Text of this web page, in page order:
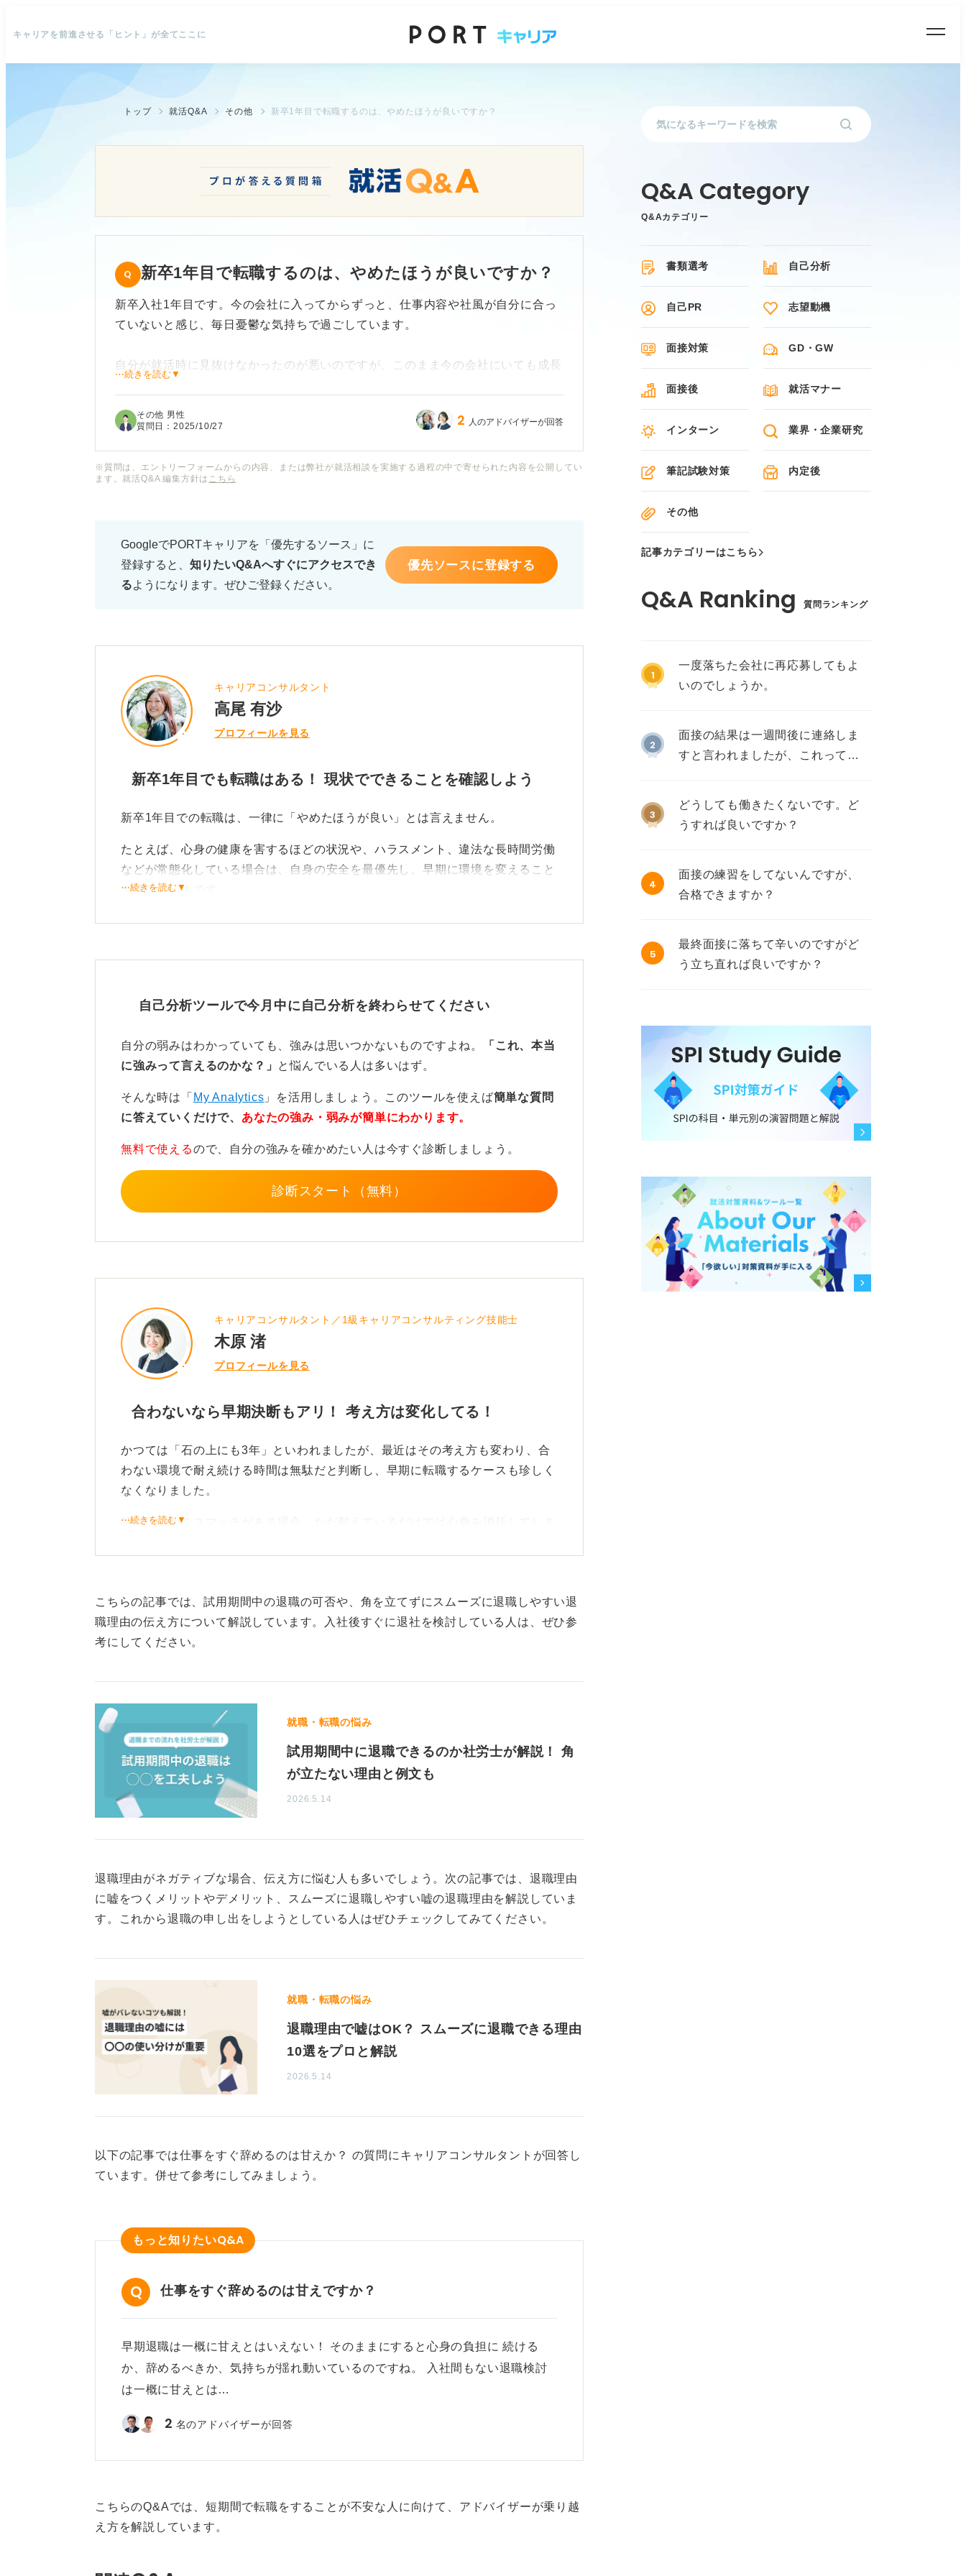
キャリアを前進させる「ヒント」が全てここに
トップ 就活Q&A その他 新卒1年目で転職するのは、やめたほうが良いですか？
新卒1年目で転職するのは、やめたほうが良いですか？
新卒入社1年目です。今の会社に入ってからずっと、仕事内容や社風が自分に合っ
ていないと感じ、毎日憂鬱な気持ちで過ごしています。
自分が就活時に見抜けなかったのが悪いのですが、このまま今の会社にいても成長
しかし、新卒1年目で転職することは、経歴に傷がつくのではないか、また転職先
転職1年目で転職するメリットやデメリットについて教えていただけないでしょう
⋯続きを読む▼
その他 男性
質問日：2025/10/27 2 人のアドバイザーが回答
※質問は、エントリーフォームからの内容、または弊社が就活相談を実施する過程の中で寄せられた内容を公開してい
ます。就活Q&A 編集方針は こちら
GoogleでPORTキャリアを「優先するソース」に
登録すると、 知りたいQ&Aへすぐにアクセスでき
るようになります。ぜひご登録ください。
優先ソースに登録する
キャリアコンサルタント
高尾 有沙
プロフィールを見る
新卒1年目でも転職はある！ 現状でできることを確認しよう
新卒1年目での転職は、一律に「やめたほうが良い」とは言えません。
たとえば、心身の健康を害するほどの状況や、ハラスメント、違法な長時間労働
などが常態化している場合は、自身の安全を最優先し、早期に環境を変えること
を検討すべきです。
一方で、配属先の業務内容にギャップを感じる、成果の出し方がわからないとい
ります。
カ月の具体的な学習・支援計画を立てること、そして社内異動の可能性を確認す
転職理由は前向きに！ 長く働ける条件のもと企業を選ぼう
もし転職を決意した場合は、早期離職の理由を客観的に説明できるように準備し
した。この経験から〇〇を学び、次は改善できる」という流れで伝えられると、
前向きな印象になります。
次の職場を探す際は、応募先の就業環境を見学や現場の社員との面談で十分に確
に据えて企業を選ぶと、次のキャリアがより安定します。
⋯続きを読む▼
自己分析ツールで今月中に自己分析を終わらせてください
自分の弱みはわかっていても、強みは思いつかないものですよね。
「これ、本当
に強みって言えるのかな？」 と悩んでいる人は多いはず。
そんな時は「 My Analytics 」を活用しましょう。このツールを使えば簡単な質問
に答えていくだけで、 あなたの強み・弱みが簡単にわかります。
無料で使えるので、自分の強みを確かめたい人は今すぐ診断しましょう。
診断スタート（無料）
キャリアコンサルタント／1級キャリアコンサルティング技能士
木原 渚
プロフィールを見る
合わないなら早期決断もアリ！ 考え方は変化してる！
かつては「石の上にも3年」といわれましたが、最近はその考え方も変わり、合
わない環境で耐え続ける時間は無駄だと判断し、早期に転職するケースも珍しく
なくなりました。
特に深刻なミスマッチがある場合、ただ耐えているだけでは心身を消耗してしま
なぜダメだったかを分析し、次への糧にしよう！
ただし、「忍耐力がない」「またすぐ辞めるのでは」と懸念されるリスクもある
容」「人間関係」「会社の価値観」など、何がミスマッチの原因だったのかを具
体的に整理しましょう。
そのうえで、「次はどのような環境であれば長く活躍できるか」を明確に説明で
きるように準備することが、次の成功につながります。
⋯続きを読む▼
こちらの記事では、試用期間中の退職の可否や、角を立てずにスムーズに退職しやすい退
職理由の伝え方について解説しています。入社後すぐに退社を検討している人は、ぜひ参
考にしてください。
就職・転職の悩み
試用期間中に退職できるのか社労士が解説！ 角
が立たない理由と例文も
2026.5.14
退職理由がネガティブな場合、伝え方に悩む人も多いでしょう。次の記事では、退職理由
に嘘をつくメリットやデメリット、スムーズに退職しやすい嘘の退職理由を解説していま
す。これから退職の申し出をしようとしている人はぜひチェックしてみてください。
就職・転職の悩み
退職理由で嘘はOK？ スムーズに退職できる理由
10選をプロと解説
2026.5.14
以下の記事では仕事をすぐ辞めるのは甘えか？ の質問にキャリアコンサルタントが回答し
ています。併せて参考にしてみましょう。
もっと知りたいQ&A
仕事をすぐ辞めるのは甘えですか？
早期退職は一概に甘えとはいえない！ そのままにすると心身の負担に 続ける
か、辞めるべきか、気持ちが揺れ動いているのですね。 入社間もない退職検討
は一概に甘えとは…
2 名のアドバイザーが回答
こちらのQ&Aでは、短期間で転職をすることが不安な人に向けて、アドバイザーが乗り越
え方を解説しています。
Q&Aカテゴリー
書類選考 自己分析
自己PR 志望動機
面接対策 GD・GW
面接後 就活マナー
インターン 業界・企業研究
筆記試験対策 内定後
その他
記事カテゴリーはこちら
質問ランキング
1
一度落ちた会社に再応募してもよ
いのでしょうか。
2
面接の結果は一週間後に連絡しま
すと言われましたが、これって不
3
どうしても働きたくないです。ど
うすれば良いですか？
4
面接の練習をしてないんですが、
合格できますか？
5
最終面接に落ちて辛いのですがど
う立ち直れば良いですか？